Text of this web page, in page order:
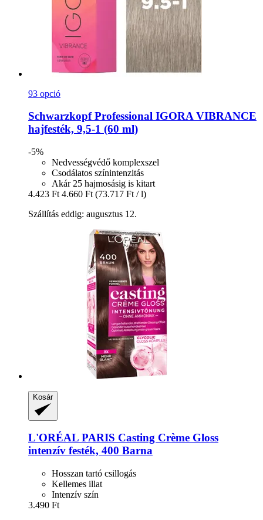
93 opció
Schwarzkopf Professional IGORA VIBRANCE
hajfesték, 9,5-​1 (60 ml)
-5%
Nedvességvédő komplexszel
Csodálatos színintenzitás
Akár 25 hajmosásig is kitart
4.423 Ft 4.660 Ft (73.717 Ft / l)
Szállítás eddig: augusztus 12.
Kosár
L'ORÉAL PARIS Casting Crème Gloss
intenzív festék, 400 Barna
Hosszan tartó csillogás
Kellemes illat
Intenzív szín
3.490 Ft